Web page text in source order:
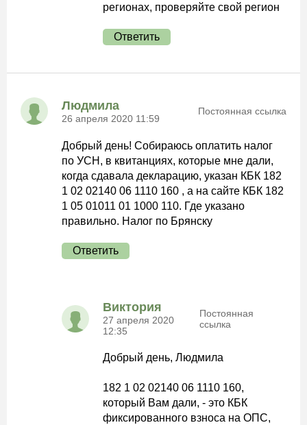
регионах, проверяйте свой регион
Ответить
Людмила
26 апреля 2020 11:59
Постоянная ссылка
Добрый день! Собираюсь оплатить налог
по УСН, в квитанциях, которые мне дали,
когда сдавала декларацию, указан КБК 182
1 02 02140 06 1110 160 , а на сайте КБК 182
1 05 01011 01 1000 110. Где указано
правильно. Налог по Брянску
Ответить
Виктория
27 апреля 2020
12:35
Постоянная
ссылка
Добрый день, Людмила
182 1 02 02140 06 1110 160,
который Вам дали, - это КБК
фиксированного взноса на ОПС,